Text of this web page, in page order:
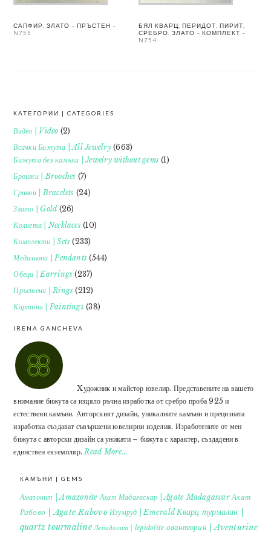
САПФИР, ЗЛАТО – ПРЪСТЕН –
N755
БЯЛ КВАРЦ, ПЕРИДОТ, ПИРИТ,
СРЕБРО, ЗЛАТО – КОМПЛЕКТ –
N754
FOOTER
КАТЕГОРИИ | CATEGORIES
Видео | Video (2)
Всички Бижута | All Jewelry(663)
Бижута без камъни | Jewelry without gems (1)
Брошки | Brooches (7)
Гривни | Bracelets (24)
Злато | Gold (26)
Колиета | Necklaces(10)
Комплекти | Sets (233)
Медальони | Pendants (544)
Обеци | Earrings (237)
Пръстени | Rings (212)
Картини | Paintings(38)
IRENA GANCHEVA
Xудожник и майстор ювелир. Представените на вашето
внимание бижута са изцяло ръчна изработка от сребро проба 925 и
естествени камъни. Авторският дизайн, уникалните камъни и прецизната
изработка създават съвършени ювелирни изделия. Изработените от мен
бижута с авторски дизайн са уникати – бижута с характер, създадени в
единствен екземпляр.Read More…
КАМЪНИ | GEMS
Амазонит | Amazonite Ахат Мадагаскар | Agate Madagascar Ахат
Рабово | Agate Rabovo Изумруд | Emerald Кварц турмалин |
quartz tourmaline Лепидолит | lepidolite авантюрин | Aventurine